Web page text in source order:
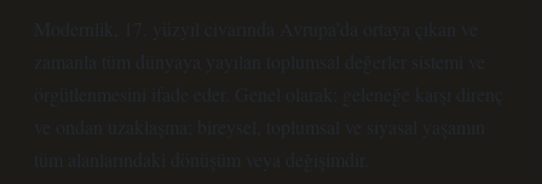
Modernlik, 17. yüzyıl civarında Avrupa’da ortaya çıkan ve
zamanla tüm dünyaya yayılan toplumsal değerler sistemi ve
örgütlenmesini ifade eder. Genel olarak: geleneğe karşı direnç
ve ondan uzaklaşma; bireysel, toplumsal ve siyasal yaşamın
tüm alanlarındaki dönüşüm veya değişimdir.